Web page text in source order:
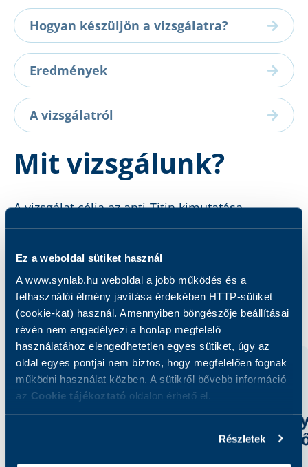
Ez a weboldal sütiket használ
A www.synlab.hu weboldal a jobb működés és a
felhasználói élmény javítása érdekében HTTP-sütiket
(cookie-kat) használ. Amennyiben böngészője beállításai
révén nem engedélyezi a honlap megfelelő
használatához elengedhetetlen egyes sütiket, úgy az
oldal egyes pontjai nem biztos, hogy megfelelően fognak
működni használat közben. A sütikről bővebb információ
az Cookie tájékoztató oldalon érhető el.
Részletek
Hogyan készüljön a vizsgálatra?
Eredmények
A vizsgálatról
Mit vizsgálunk?
A vizsgálat célja az anti-Titin kimutatása.
Kapcsolódó szolgáltatások